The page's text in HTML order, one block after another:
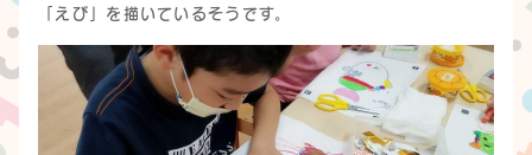
「えび」を描いているそうです。